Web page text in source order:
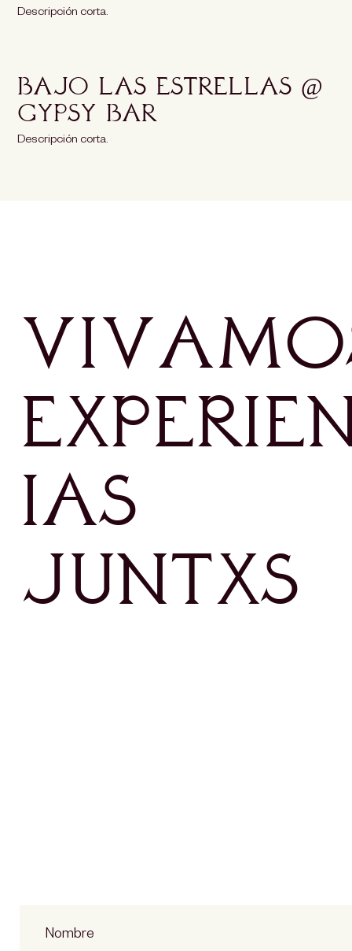
Descripción corta.
Bajo las Estrellas @
Gypsy Bar
Descripción corta.
ias
juntxs